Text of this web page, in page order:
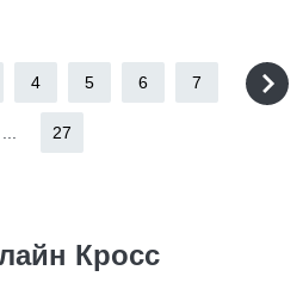
4 5 6 7
27
Кросс